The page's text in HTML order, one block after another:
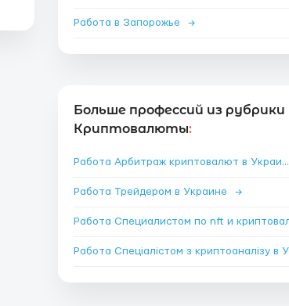
Работа в Запорожье →
Больше профессий из рубрики
Криптовалюты:
Работа Арбитраж криптовалют в Украине
Работа Трейдером в Украине →